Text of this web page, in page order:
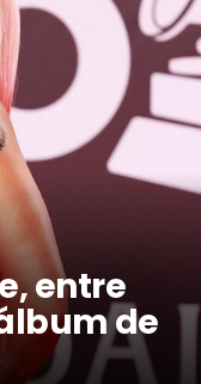
entre
de